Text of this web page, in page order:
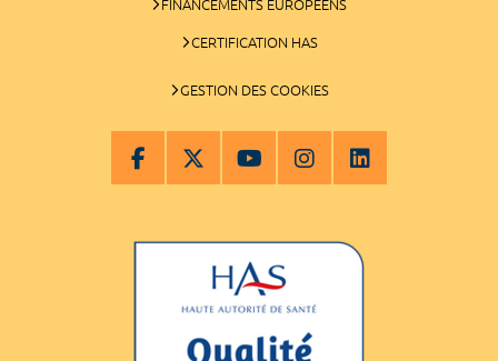
FINANCEMENTS EUROPÉENS
CERTIFICATION HAS
GESTION DES COOKIES